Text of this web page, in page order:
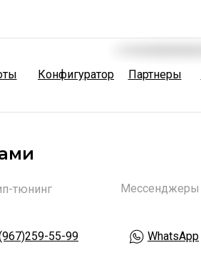
Конфигуратор Партнеры
тюнинг Мессенджеры
55-99 WhatsApp